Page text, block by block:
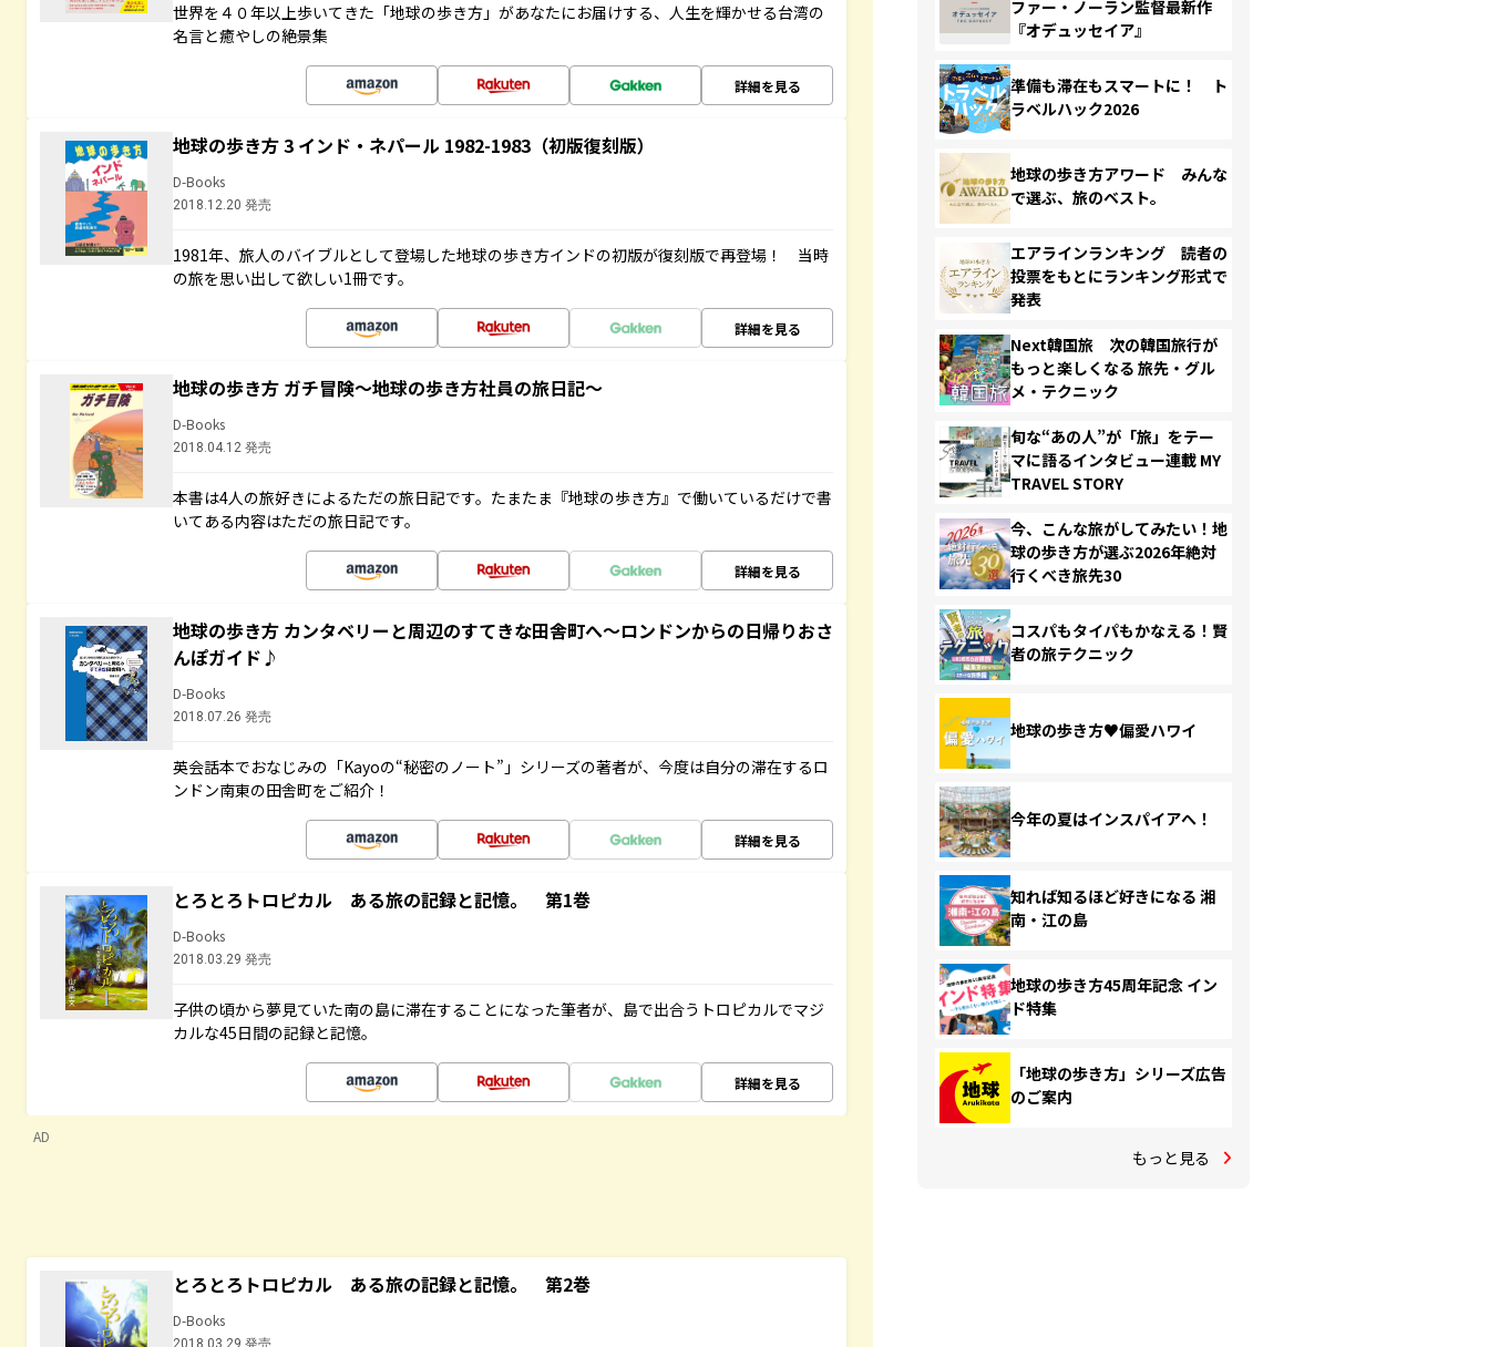
世界を４０年以上歩いてきた「地球の歩き方」があなたにお届けする、人生を輝かせる台湾の
名言と癒やしの絶景集
詳細を見る
地球の歩き方 3 インド・ネパール 1982-1983（初版復刻版）
D-Books
2018.12.20 発売
1981年、旅人のバイブルとして登場した地球の歩き方インドの初版が復刻版で再登場！ 当時
の旅を思い出して欲しい1冊です。
詳細を見る
地球の歩き方 ガチ冒険～地球の歩き方社員の旅日記～
D-Books
2018.04.12 発売
本書は4人の旅好きによるただの旅日記です。たまたま『地球の歩き方』で働いているだけで書
いてある内容はただの旅日記です。
詳細を見る
地球の歩き方 カンタベリーと周辺のすてきな田舎町へ～ロンドンからの日帰りおさ
んぽガイド♪
D-Books
2018.07.26 発売
英会話本でおなじみの「Kayoの“秘密のノート”」シリーズの著者が、今度は自分の滞在するロ
ンドン南東の田舎町をご紹介！
詳細を見る
とろとろトロピカル ある旅の記録と記憶。 第1巻
D-Books
2018.03.29 発売
子供の頃から夢見ていた南の島に滞在することになった筆者が、島で出合うトロピカルでマジ
カルな45日間の記録と記憶。
詳細を見る
AD
とろとろトロピカル ある旅の記録と記憶。 第2巻
D-Books
2018.03.29 発売
ファー・ノーラン監督最新作
『オデュッセイア』
準備も滞在もスマートに！ ト
ラベルハック2026
地球の歩き方アワード みんな
で選ぶ、旅のベスト。
エアラインランキング 読者の
投票をもとにランキング形式で
発表
Next韓国旅 次の韓国旅行が
もっと楽しくなる 旅先・グル
メ・テクニック
旬な“あの人”が「旅」をテー
マに語るインタビュー連載 MY
TRAVEL STORY
今、こんな旅がしてみたい！地
球の歩き方が選ぶ2026年絶対
行くべき旅先30
コスパもタイパもかなえる！賢
者の旅テクニック
地球の歩き方♥偏愛ハワイ
今年の夏はインスパイアへ！
知れば知るほど好きになる 湘
南・江の島
地球の歩き方45周年記念 イン
ド特集
「地球の歩き方」シリーズ広告
のご案内
もっと見る